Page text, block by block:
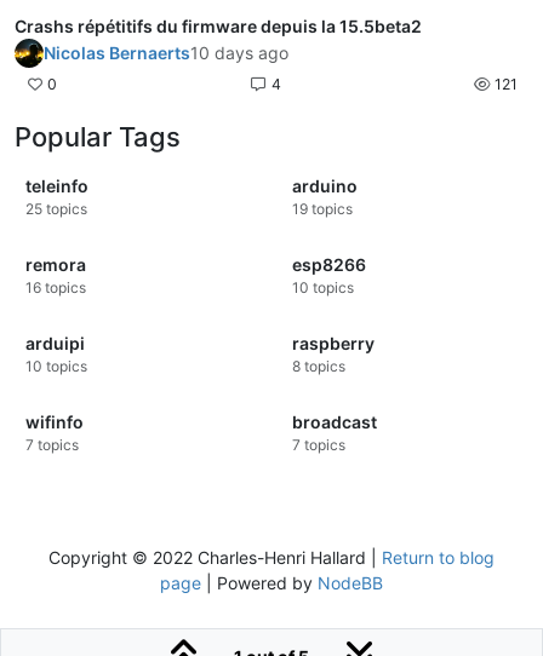
Crashs répétitifs du firmware depuis la 15.5beta2
Nicolas Bernaerts10 days ago
0 4 121
Popular Tags
teleinfo
25 topics
arduino
19 topics
remora
16 topics
esp8266
10 topics
arduipi
10 topics
raspberry
8 topics
wifinfo
7 topics
broadcast
7 topics
Copyright © 2022 Charles-Henri Hallard | Return to blog
page | Powered by NodeBB